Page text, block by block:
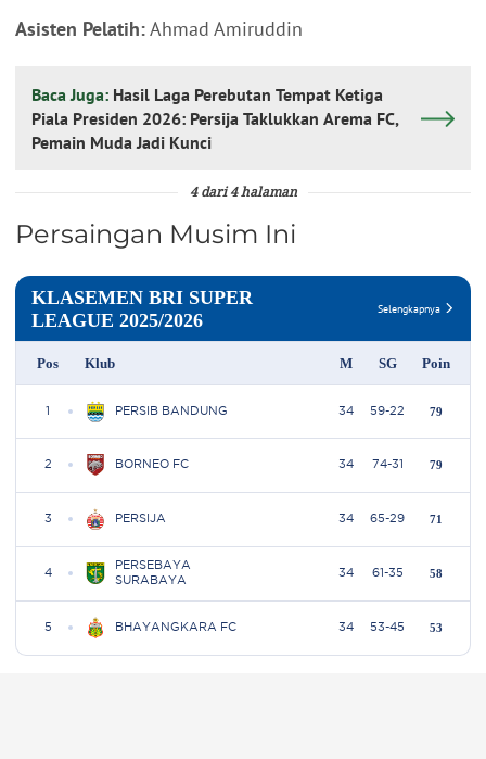
Asisten Pelatih:Ahmad Amiruddin
Baca Juga: Hasil Laga Perebutan Tempat Ketiga
Piala Presiden 2026: Persija Taklukkan Arema FC,
Pemain Muda Jadi Kunci
4 dari 4 halaman
Persaingan Musim Ini